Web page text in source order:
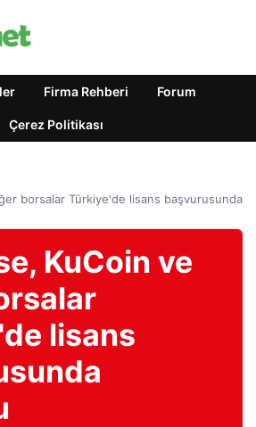
Firma Rehberi Forum
Çerez Politikası
borsalar Türkiye'de lisans başvurusunda
KuCoin ve
lisans